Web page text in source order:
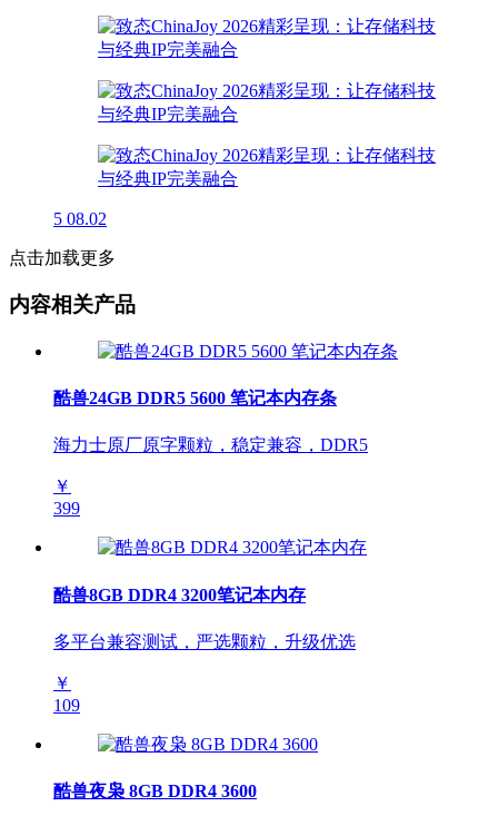
5 08.02
点击加载更多
内容相关产品
酷兽24GB DDR5 5600 笔记本内存条
海力士原厂原字颗粒，稳定兼容，DDR5
￥
399
酷兽8GB DDR4 3200笔记本内存
多平台兼容测试，严选颗粒，升级优选
￥
109
酷兽夜枭 8GB DDR4 3600